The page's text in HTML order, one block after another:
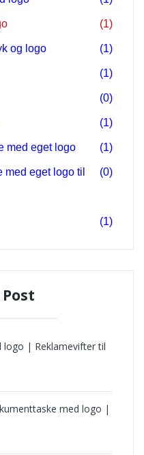
(1)
og logo (1)
(1)
(0)
(1)
med eget logo (1)
med eget logo til (0)
(1)
logo | Reklamevifter til
med logo |